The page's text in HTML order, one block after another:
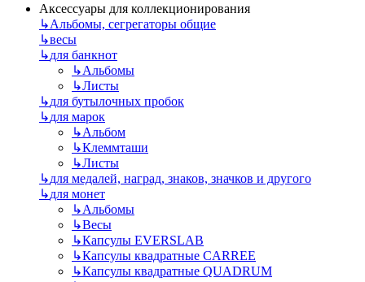
Аксессуары для коллекционирования
↳Альбомы, сегрегаторы общие
↳весы
↳для банкнот
↳Альбомы
↳Листы
↳для бутылочных пробок
↳для марок
↳Альбом
↳Клеммташи
↳Листы
↳для медалей, наград, знаков, значков и другого
↳для монет
↳Альбомы
↳Весы
↳Капсулы EVERSLAB
↳Капсулы квадратные CARREE
↳Капсулы квадратные QUADRUM